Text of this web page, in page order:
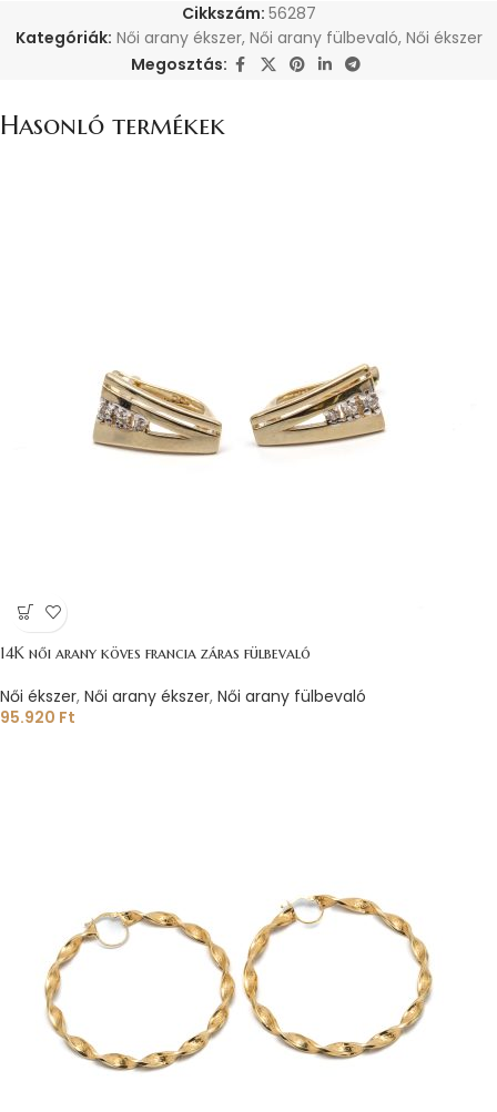
Cikkszám: 56287
Kategóriák: Női arany ékszer, Női arany fülbevaló, Női ékszer
Megosztás:
Hasonló termékek
14K női arany köves francia záras fülbevaló
Női ékszer, Női arany ékszer, Női arany fülbevaló
95.920 Ft